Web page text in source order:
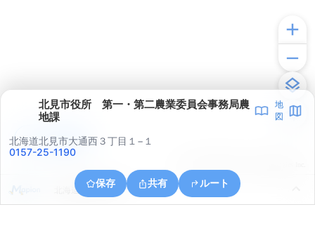
北見市役所 第一・第二農業委員会事務局農
地課
地
図
北海道北見市大通西３丁目１−１
0157-25-1190
保存 共有 ルート
北海道北見市川東
アプリで見る